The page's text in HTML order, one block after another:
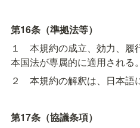
第16条（準拠法等）
１　本規約の成立、効力、
本国法が専属的に適用される。
２　本規約の解釈は、日本語
第17条（協議条項）